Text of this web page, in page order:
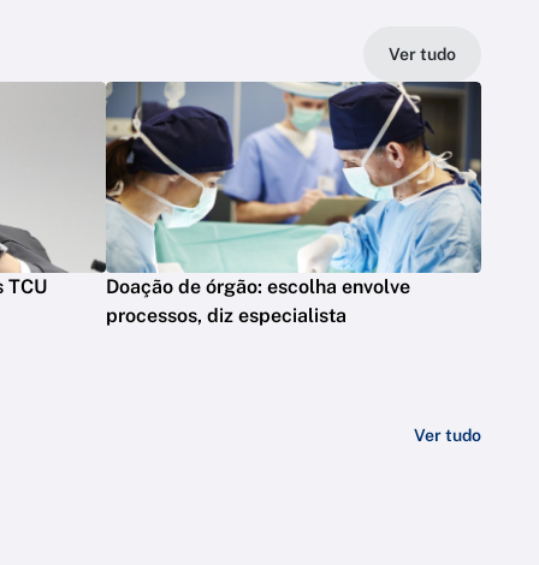
Ver tudo
TCU
Doação de órgão: escolha envolve
processos, diz especialista
Ver tudo